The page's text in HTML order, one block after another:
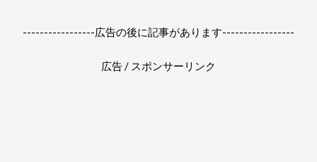
-----------------広告の後に記事があります-----------------
広告 / スポンサーリンク